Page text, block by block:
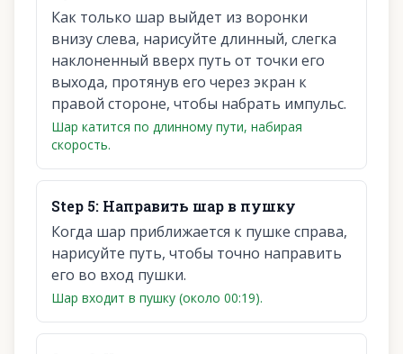
Как только шар выйдет из воронки
внизу слева, нарисуйте длинный, слегка
наклоненный вверх путь от точки его
выхода, протянув его через экран к
правой стороне, чтобы набрать импульс.
Шар катится по длинному пути, набирая
скорость.
Step 5: Направить шар в пушку
Когда шар приближается к пушке справа,
нарисуйте путь, чтобы точно направить
его во вход пушки.
Шар входит в пушку (около 00:19).